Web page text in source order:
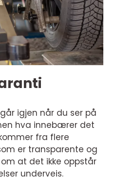
igjen når du ser på
hva innebærer det
fra flere
er transparente og
at det ikke oppstår
underveis.